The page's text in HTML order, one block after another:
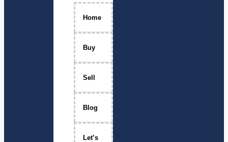
Home
Buy
Sell
Blog
Let’s